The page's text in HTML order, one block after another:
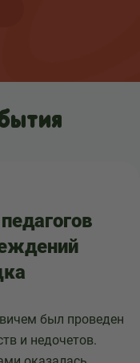
был проведен
и недочетов.